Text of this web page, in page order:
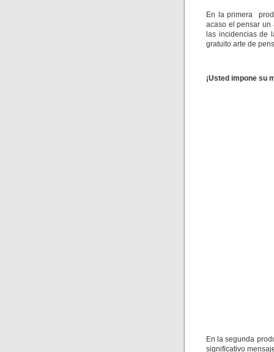
En la primera
acaso el pensar un
las incidencias de
gratuito arte de
¡Usted impone su
En la segunda
significativo